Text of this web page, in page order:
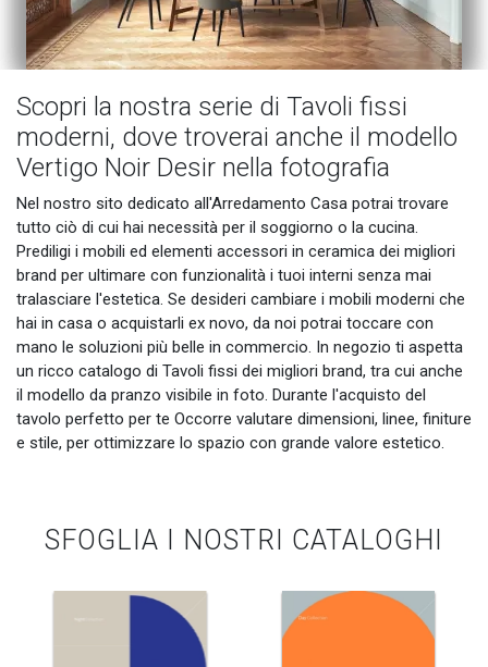
Scopri la nostra serie di Tavoli fissi
moderni, dove troverai anche il modello
Vertigo Noir Desir nella fotografia
Nel nostro sito dedicato all'Arredamento Casa potrai trovare
tutto ciò di cui hai necessità per il soggiorno o la cucina.
Prediligi i mobili ed elementi accessori in ceramica dei migliori
brand per ultimare con funzionalità i tuoi interni senza mai
tralasciare l'estetica. Se desideri cambiare i mobili moderni che
hai in casa o acquistarli ex novo, da noi potrai toccare con
mano le soluzioni più belle in commercio. In negozio ti aspetta
un ricco catalogo di Tavoli fissi dei migliori brand, tra cui anche
il modello da pranzo visibile in foto. Durante l'acquisto del
tavolo perfetto per te Occorre valutare dimensioni, linee, finiture
e stile, per ottimizzare lo spazio con grande valore estetico.
SFOGLIA I NOSTRI CATALOGHI